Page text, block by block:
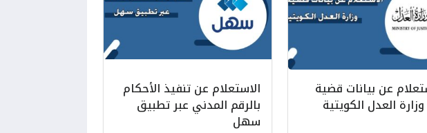
عن بيانات قضية
العدل الكويتية
الاستعلام عن تنفيذ الأحكام
بالرقم المدني عبر تطبيق
سهل